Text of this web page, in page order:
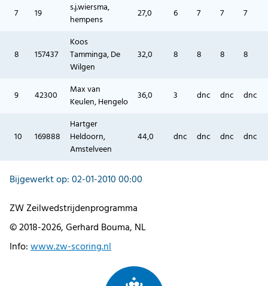
7 19
s.j.wiersma,
hempens
27,0 6 7 7 7
8 157437
Koos
Tamminga, De
Wilgen
32,0 8 8 8 8
9 42300
Max van
Keulen, Hengelo
36,0 3 dnc dnc dnc
10 169888
Hartger
Heldoorn,
Amstelveen
44,0 dnc dnc dnc dnc
Bijgewerkt op: 02-01-2010 00:00
ZW Zeilwedstrijdenprogramma
© 2018-2026, Gerhard Bouma, NL
Info:www.zw-scoring.nl